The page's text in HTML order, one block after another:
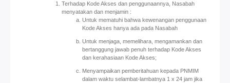
Terhadap Kode Akses dan penggunaannya, Nasabah
menyatakan dan menjamin :
Untuk mematuhi bahwa kewenangan penggunaan
Kode Akses hanya ada pada Nasabah
Untuk menjaga, memelihara, mengamankan dan
bertanggung jawab penuh terhadap Kode Akses
dan kerahasiaan Kode Akses;
Menyampaikan pemberitahuan kepada PNMIM
dalam waktu selambat-lambatnya 1 x 24 jam jika